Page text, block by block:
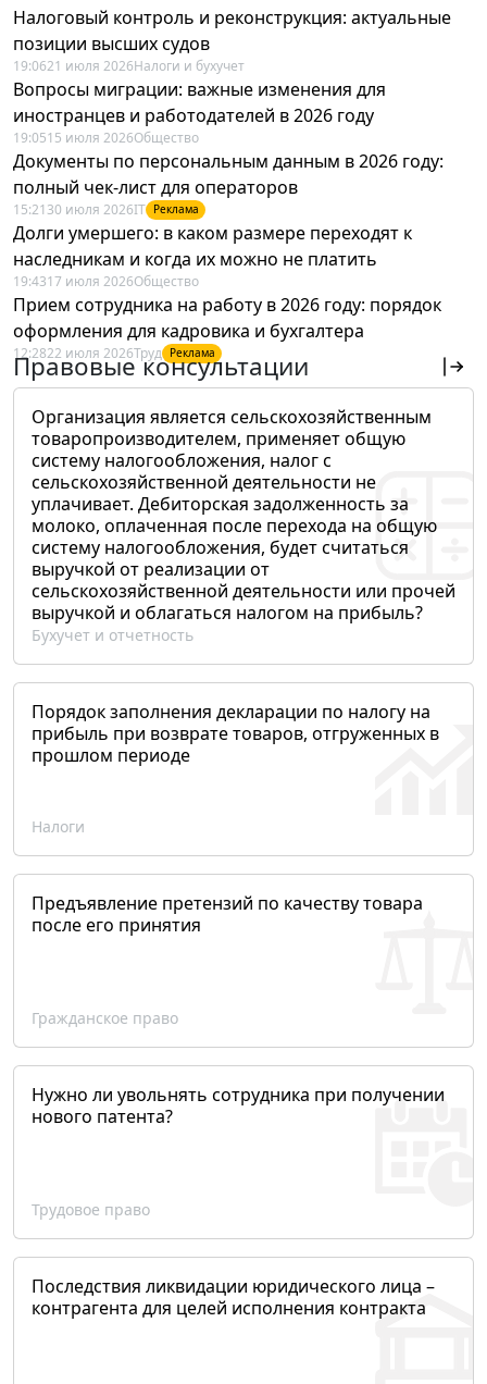
Налоговый контроль и реконструкция: актуальные
позиции высших судов
19:0621 июля 2026Налоги и бухучет
Вопросы миграции: важные изменения для
иностранцев и работодателей в 2026 году
19:0515 июля 2026Общество
Документы по персональным данным в 2026 году:
полный чек-лист для операторов
15:21 30 июля 2026IT Реклама
Долги умершего: в каком размере переходят к
наследникам и когда их можно не платить
19:4317 июля 2026Общество
Прием сотрудника на работу в 2026 году: порядок
оформления для кадровика и бухгалтера
12:2822 июля 2026Труд Реклама
Правовые консультации
Организация является сельскохозяйственным
товаропроизводителем, применяет общую
систему налогообложения, налог с
сельскохозяйственной деятельности не
уплачивает. Дебиторская задолженность за
молоко, оплаченная после перехода на общую
систему налогообложения, будет считаться
выручкой от реализации от
сельскохозяйственной деятельности или прочей
выручкой и облагаться налогом на прибыль?
Бухучет и отчетность
Порядок заполнения декларации по налогу на
прибыль при возврате товаров, отгруженных в
прошлом периоде
Налоги
Предъявление претензий по качеству товара
после его принятия
Гражданское право
Нужно ли увольнять сотрудника при получении
нового патента?
Трудовое право
Последствия ликвидации юридического лица –
контрагента для целей исполнения контракта